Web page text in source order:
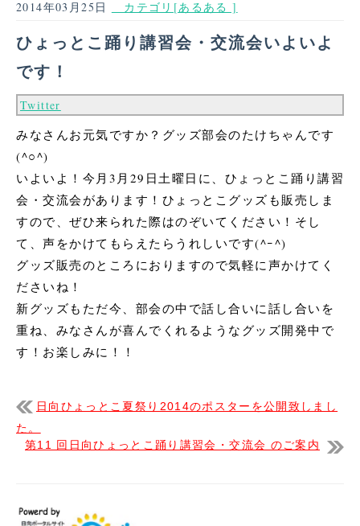
2014年03月25日
カテゴリ[あるある ]
ひょっとこ踊り講習会・交流会いよいよ
です！
Twitter
みなさんお元気ですか？グッズ部会のたけちゃんです
(^○^)
いよいよ！今月3月29日土曜日に、ひょっとこ踊り講習
会・交流会があります！ひょっとこグッズも販売しま
すので、ぜひ来られた際はのぞいてください！そし
て、声をかけてもらえたらうれしいです(^ｰ^)
グッズ販売のところにおりますので気軽に声かけてく
ださいね！
新グッズもただ今、部会の中で話し合いに話し合いを
重ね、みなさんが喜んでくれるようなグッズ開発中で
す！お楽しみに！！
日向ひょっとこ夏祭り2014のポスターを公開致しまし
た。
第11 回日向ひょっとこ踊り講習会・交流会 のご案内